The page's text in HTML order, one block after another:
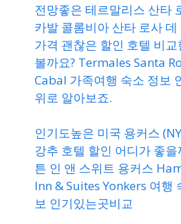
전망좋은 테르말리스 산타
카발 콜롬비아 산타 로사 데
가격 괜찮은 할인 호텔 비교
볼까요? Termales Santa
Cabal 가족여행 숙소 정보
위로 알아보죠.
인기도높은 미국 용커스
강추 호텔 할인 어디가 좋을
튼 인 앤 스위트 용커스
Inn & Suites Yonkers 여행
보 인기있는곳비교